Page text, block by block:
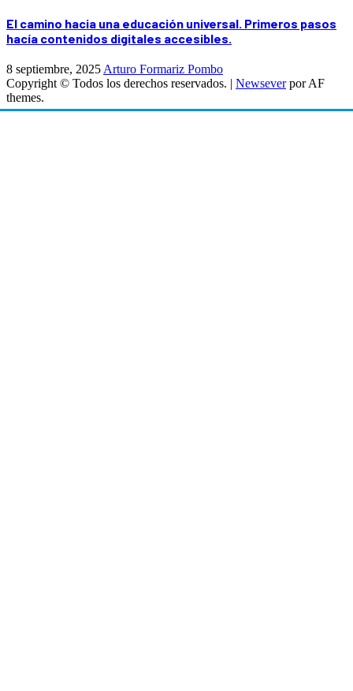
El camino hacia una educación universal. Primeros pasos
hacía contenidos digitales accesibles.
8 septiembre, 2025 Arturo Formariz Pombo
Copyright © Todos los derechos reservados. | Newseverpor AF
themes.